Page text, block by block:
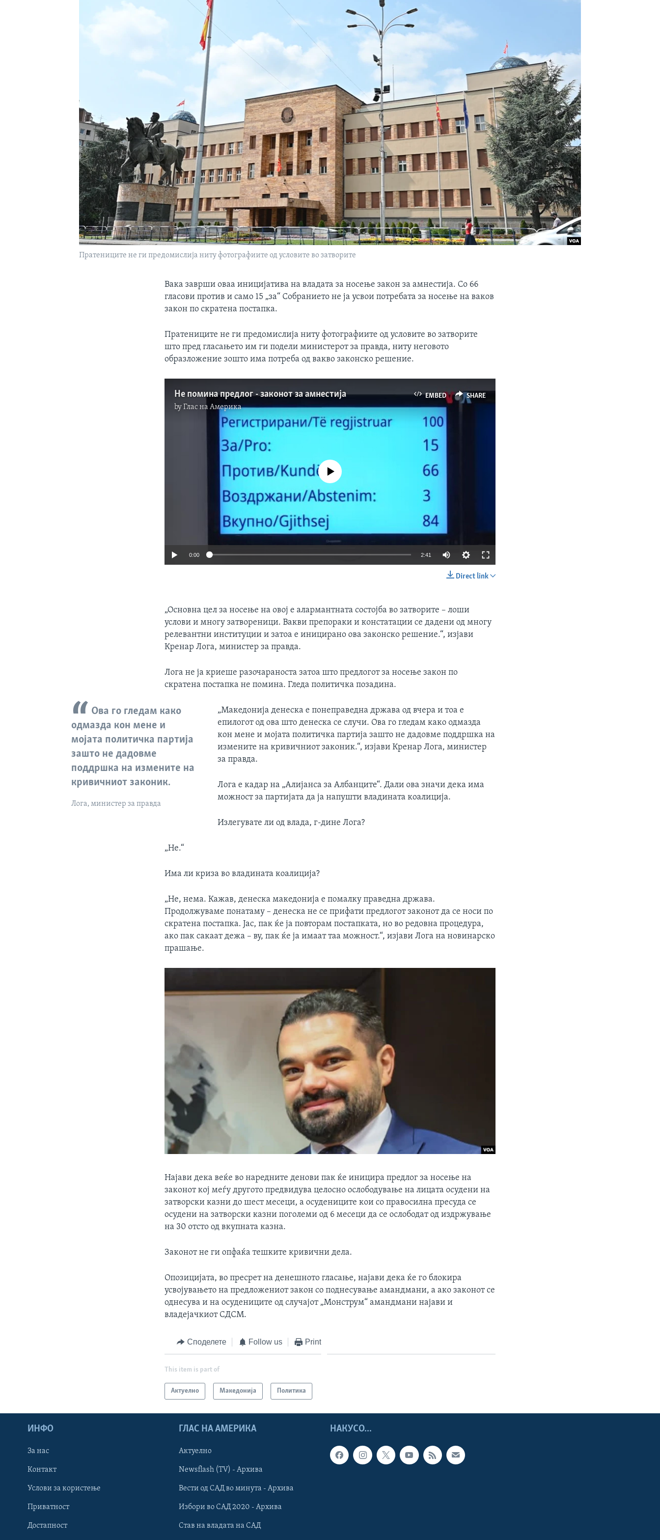
Learning English
НАКУСО...
Пратениците не ги предомислија ниту фотографиите од условите во затворите
Вака заврши оваа иницијатива на владата за носење закон за амнестија. Со 66
гласови против и само 15 „за“ Собранието не ја усвои потребата за носење на ваков
закон по скратена постапка.
Пратениците не ги предомислија ниту фотографиите од условите во затворите
што пред гласањето им ги подели министерот за правда, ниту неговото
образложение зошто има потреба од вакво законско решение.
EMBED SHARE
Не помина предлог - законот за амнестија
byГлас на Америка
No media source currently available
0:00 2:41
Direct link
„Основна цел за носење на овој е алармантната состојба во затворите – лоши
услови и многу затвореници. Вакви препораки и констатации се дадени од многу
релевантни институции и затоа е иницирано ова законско решение.“, изјави
Кренар Лога, министер за правда.
Лога не ја криеше разочараноста затоа што предлогот за носење закон по
скратена постапка не помина. Гледа политичка позадина.
Ова го гледам како
одмазда кон мене и
мојата политичка партија
зашто не дадовме
поддршка на измените на
кривичниот законик.
Лога, министер за правда
„Македонија денеска е понеправедна држава од вчера и тоа е
епилогот од ова што денеска се случи. Ова го гледам како одмазда
кон мене и мојата политичка партија зашто не дадовме поддршка на
измените на кривичниот законик.“, изјави Кренар Лога, министер
за правда.
Лога е кадар на „Алијанса за Албанците“. Дали ова значи дека има
можност за партијата да ја напушти владината коалиција.
Излегувате ли од влада, г-дине Лога?
„Не.“
Има ли криза во владината коалиција?
„Не, нема. Кажав, денеска македонија е помалку праведна држава.
Продолжуваме понатаму – денеска не се прифати предлогот законот да се носи по
скратена постапка. Јас, пак ќе ја повторам постапката, но во редовна процедура,
ако пак сакаат дежа – ву, пак ќе ја имаат таа можност.“, изјави Лога на новинарско
прашање.
Најави дека веќе во наредните денови пак ќе иницира предлог за носење на
законот кој меѓу другото предвидува целосно ослободување на лицата осудени на
затворски казни до шест месеци, а осудениците кои со правосилна пресуда се
осудени на затворски казни поголеми од 6 месеци да се ослободат од издржување
на 30 отсто од вкупната казна.
Законот не ги опфаќа тешките кривични дела.
Опозицијата, во пресрет на денешното гласање, најави дека ќе го блокира
усвојувањето на предложениот закон со поднесување амандмани, а ако законот се
однесува и на осудениците од случајот „Монструм“ амандмани најави и
владејачкиот СДСМ.
Споделете Follow us Print
This item is part of
Актуелно Македонија Политика
НАКУСО...
ИНФО
За нас
Контакт
Услови за користење
Приватност
Достапност
ГЛАС НА АМЕРИКА
Актуелно
Newsflash (TV) - Архива
Вести од САД во минута - Архива
Избори во САД 2020 - Архива
Став на владата на САД